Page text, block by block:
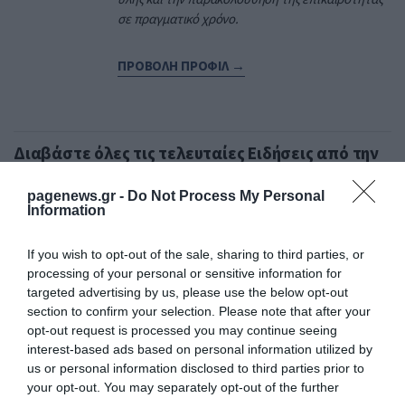
pagenews.gr - Do Not Process My Personal
Information
If you wish to opt-out of the sale, sharing to third parties, or
processing of your personal or sensitive information for
targeted advertising by us, please use the below opt-out
section to confirm your selection. Please note that after your
opt-out request is processed you may continue seeing
interest-based ads based on personal information utilized by
us or personal information disclosed to third parties prior to
your opt-out. You may separately opt-out of the further
σε πραγματικό χρόνο.
ΠΡΟΒΟΛΗ ΠΡΟΦΙΛ →
Διαβάστε όλες τις τελευταίες Ειδήσεις από την
ΕΡΓΚΙΝ ΑΤΑΜΑΝ ΟΛΥΜΠΙΑΚΟΣ
ΠΑΝΑΘΗΝΑΪΚΟΣ ΣΕΦ ΤΕΛΙΚΟΣ
ΔΕΙΤΕ ΠΡΩΤΟΙΟΛΑ ΤΑ ΝΕΑ ΤΟΥ PAGENEWS ΣΤΟ
GOOGLE NEWS